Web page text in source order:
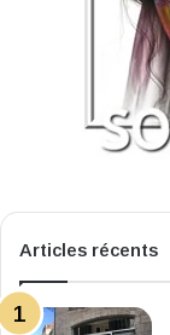
Articles récents